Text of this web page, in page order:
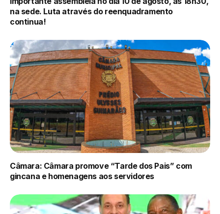
na sede. Luta através do reenquadramento
continua!
Câmara: Câmara promove “Tarde dos Pais” com
gincana e homenagens aos servidores